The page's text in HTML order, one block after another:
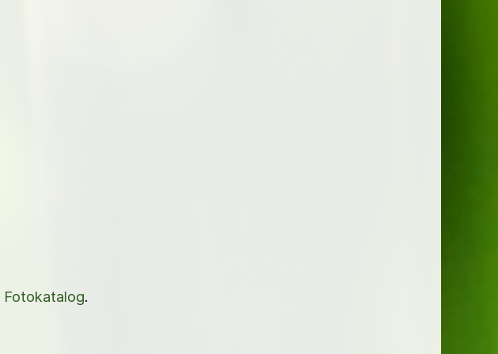
Fotokatalog.